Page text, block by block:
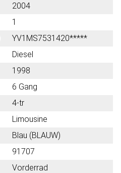
2004
1
YV1MS7531420*****
Diesel
1998
6 Gang
4-tr
Limousine
Blau (BLAUW)
91707
Vorderrad